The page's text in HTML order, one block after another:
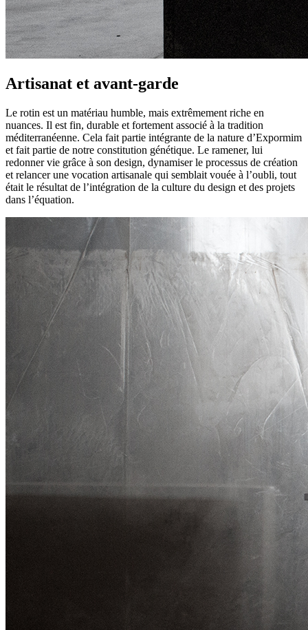
Artisanat et avant-garde
Le rotin est un matériau humble, mais extrêmement riche en
nuances. Il est fin, durable et fortement associé à la tradition
méditerranéenne. Cela fait partie intégrante de la nature d’Expormim
et fait partie de notre constitution génétique. Le ramener, lui
redonner vie grâce à son design, dynamiser le processus de création
et relancer une vocation artisanale qui semblait vouée à l’oubli, tout
était le résultat de l’intégration de la culture du design et des projets
dans l’équation.